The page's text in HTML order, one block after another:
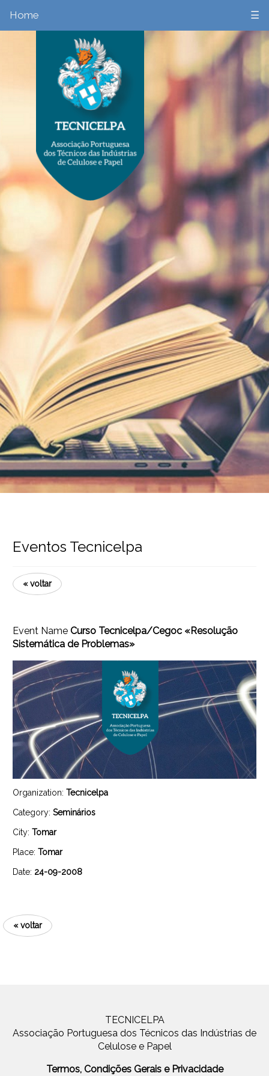
Home ☰
Eventos Tecnicelpa
« voltar
Event Name Curso Tecnicelpa/Cegoc «Resolução
Sistemática de Problemas»
Organization: Tecnicelpa
Category: Seminários
City: Tomar
Place: Tomar
Date: 24-09-2008
« voltar
TECNICELPA
Associação Portuguesa dos Técnicos das Indústrias de
Celulose e Papel
Termos, Condições Gerais e Privacidade